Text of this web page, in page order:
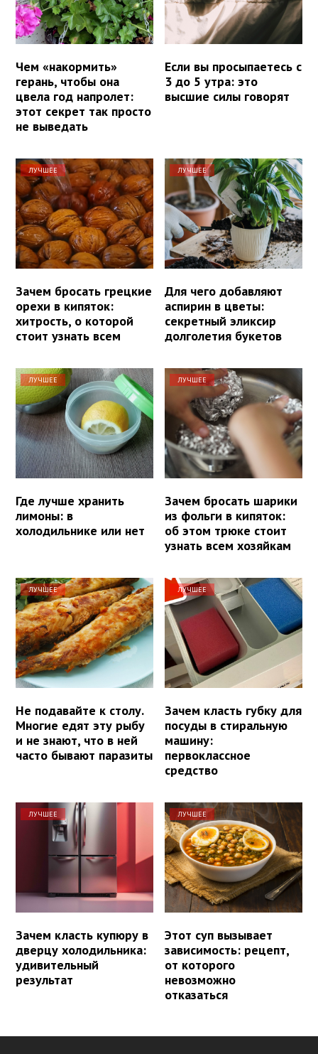
Чем «накормить»
герань, чтобы она
цвела год напролет:
этот секрет так просто
не выведать
Если вы просыпаетесь с
3 до 5 утра: это
высшие силы говорят
ЛУЧШЕЕ
Зачем бросать грецкие
орехи в кипяток:
хитрость, о которой
стоит узнать всем
ЛУЧШЕЕ
Для чего добавляют
аспирин в цветы:
секретный эликсир
долголетия букетов
ЛУЧШЕЕ
Где лучше хранить
лимоны: в
холодильнике или нет
ЛУЧШЕЕ
Зачем бросать шарики
из фольги в кипяток:
об этом трюке стоит
узнать всем хозяйкам
ЛУЧШЕЕ
Не подавайте к столу.
Многие едят эту рыбу
и не знают, что в ней
часто бывают паразиты
ЛУЧШЕЕ
Зачем класть губку для
посуды в стиральную
машину:
первоклассное
средство
ЛУЧШЕЕ
Зачем класть купюру в
дверцу холодильника:
удивительный
результат
ЛУЧШЕЕ
Этот суп вызывает
зависимость: рецепт,
от которого
невозможно
отказаться